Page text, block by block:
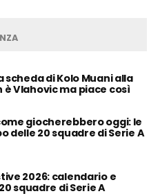
scheda di Kolo Muani alla
è Vlahovic ma piace così
giocherebbero oggi: le
delle 20 squadre di Serie A
2026: calendario e
squadre di Serie A